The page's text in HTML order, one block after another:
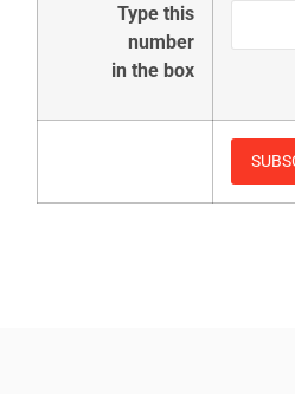
Type this
number
in the box